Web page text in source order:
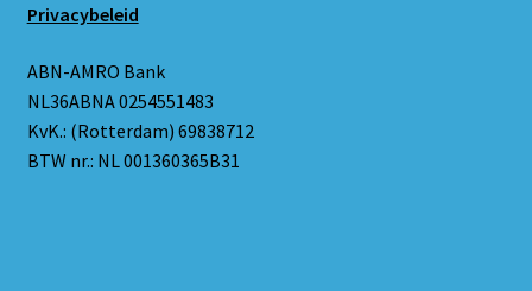
Privacybeleid
ABN-AMRO Bank
NL36ABNA 0254551483
KvK.: (Rotterdam) 69838712
BTW nr.: NL 001360365B31